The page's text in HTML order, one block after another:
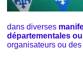
dans diverses
départementales
organisateurs ou